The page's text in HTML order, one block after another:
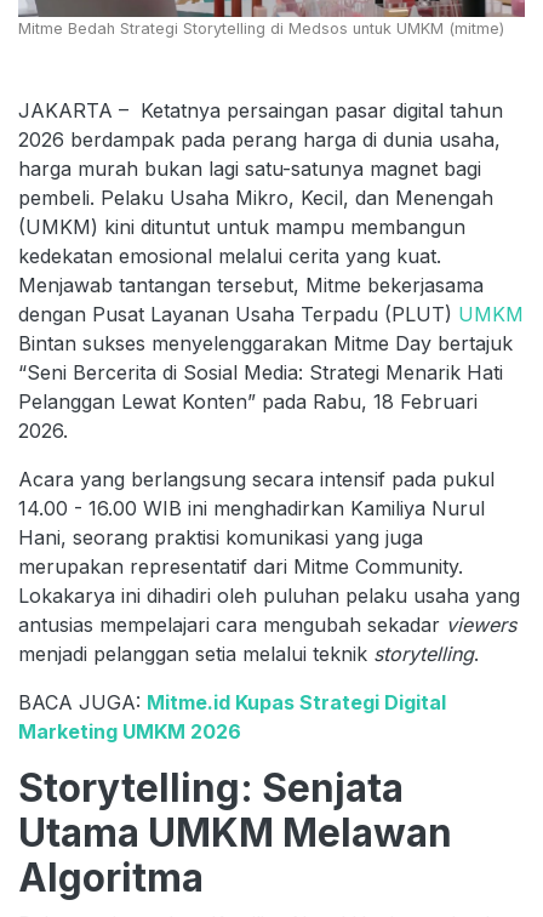
Mitme Bedah Strategi Storytelling di Medsos untuk UMKM (mitme)
JAKARTA – Ketatnya persaingan pasar digital tahun
2026 berdampak pada perang harga di dunia usaha,
harga murah bukan lagi satu-satunya magnet bagi
pembeli. Pelaku Usaha Mikro, Kecil, dan Menengah
(UMKM) kini dituntut untuk mampu membangun
kedekatan emosional melalui cerita yang kuat.
Menjawab tantangan tersebut, Mitme bekerjasama
dengan Pusat Layanan Usaha Terpadu (PLUT) UMKM
Bintan sukses menyelenggarakan Mitme Day bertajuk
“Seni Bercerita di Sosial Media: Strategi Menarik Hati
Pelanggan Lewat Konten” pada Rabu, 18 Februari
2026.
Acara yang berlangsung secara intensif pada pukul
14.00 - 16.00 WIB ini menghadirkan Kamiliya Nurul
Hani, seorang praktisi komunikasi yang juga
merupakan representatif dari Mitme Community.
Lokakarya ini dihadiri oleh puluhan pelaku usaha yang
antusias mempelajari cara mengubah sekadar viewers
menjadi pelanggan setia melalui teknik storytelling.
BACA JUGA: Mitme.id Kupas Strategi Digital
Marketing UMKM 2026
Storytelling: Senjata
Utama UMKM Melawan
Algoritma